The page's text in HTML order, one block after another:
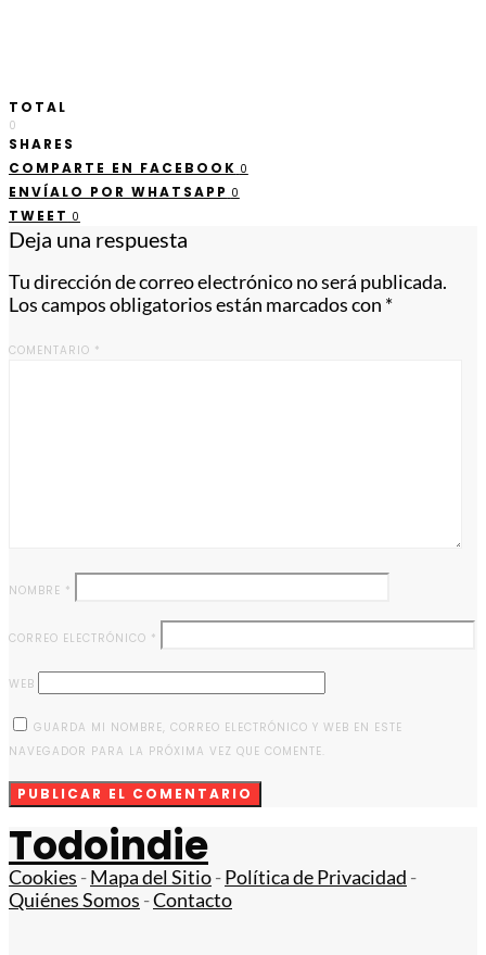
TOTAL
0
SHARES
COMPARTE EN FACEBOOK 0
ENVÍALO POR WHATSAPP 0
TWEET 0
Deja una respuesta
Tu dirección de correo electrónico no será publicada.
Los campos obligatorios están marcados con *
COMENTARIO *
NOMBRE *
CORREO ELECTRÓNICO *
WEB
GUARDA MI NOMBRE, CORREO ELECTRÓNICO Y WEB EN ESTE
NAVEGADOR PARA LA PRÓXIMA VEZ QUE COMENTE.
Todoindie
Cookies -Mapa del Sitio-Política de Privacidad -
Quiénes Somos -Contacto